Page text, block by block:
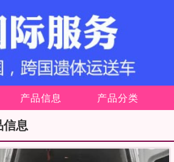
产品信息 产品分类
信息